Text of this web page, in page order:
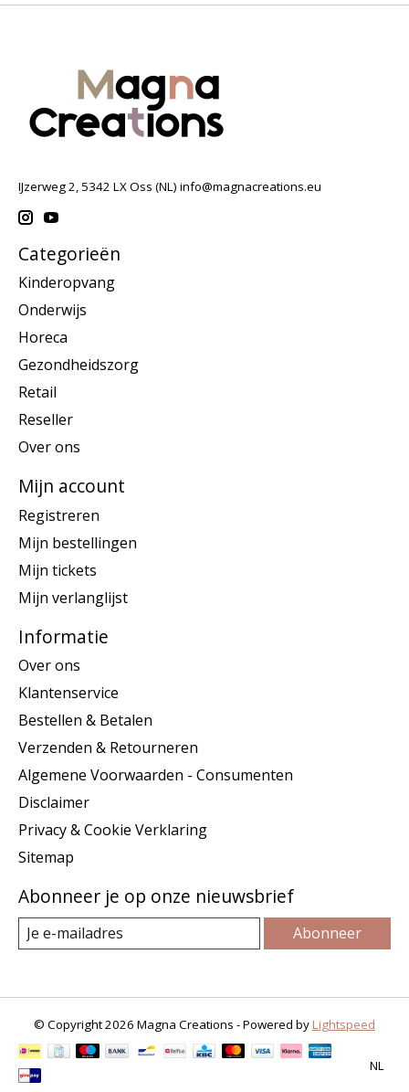
IJzerweg 2, 5342 LX Oss (NL) info@magnacreations.eu
Categorieën
Kinderopvang
Onderwijs
Horeca
Gezondheidszorg
Retail
Reseller
Over ons
Mijn account
Registreren
Mijn bestellingen
Mijn tickets
Mijn verlanglijst
Informatie
Over ons
Klantenservice
Bestellen & Betalen
Verzenden & Retourneren
Algemene Voorwaarden - Consumenten
Disclaimer
Privacy & Cookie Verklaring
Sitemap
Abonneer je op onze nieuwsbrief
Abonneer
© Copyright 2026 Magna Creations - Powered by Lightspeed
NL